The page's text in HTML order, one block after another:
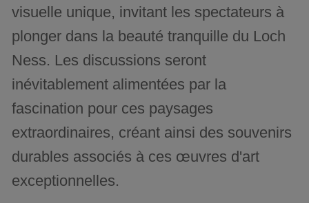
visuelle unique, invitant les spectateurs à
plonger dans la beauté tranquille du Loch
Ness. Les discussions seront
inévitablement alimentées par la
fascination pour ces paysages
extraordinaires, créant ainsi des souvenirs
durables associés à ces œuvres d'art
exceptionnelles.